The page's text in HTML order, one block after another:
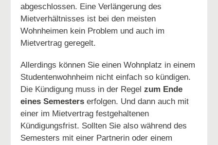
abgeschlossen. Eine Verlängerung des
Mietverhältnisses ist bei den meisten
Wohnheimen kein Problem und auch im
Mietvertrag geregelt.
Allerdings können Sie einen Wohnplatz in einem
Studentenwohnheim nicht einfach so kündigen.
Die Kündigung muss in der Regelzum Ende
eines Semesters erfolgen. Und dann auch mit
einer im Mietvertrag festgehaltenen
Kündigungsfrist. Sollten Sie also während des
Semesters mit einer Partnerin oder einem